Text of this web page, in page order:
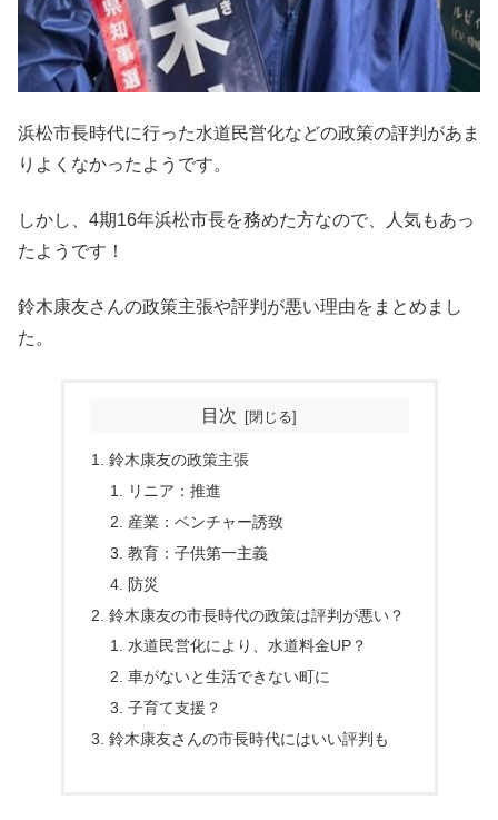
浜松市長時代に行った水道民営化などの政策の評判があま
りよくなかったようです。
しかし、4期16年浜松市長を務めた方なので、人気もあっ
たようです！
鈴木康友さんの政策主張や評判が悪い理由をまとめまし
た。
目次
鈴木康友の政策主張
リニア：推進
産業：ベンチャー誘致
教育：子供第一主義
防災
鈴木康友の市長時代の政策は評判が悪い？
水道民営化により、水道料金UP？
車がないと生活できない町に
子育て支援？
鈴木康友さんの市長時代にはいい評判も